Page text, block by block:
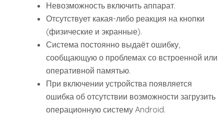
Невозможность включить аппарат.
Отсутствует какая-либо реакция на кнопки
(физические и экранные).
Система постоянно выдаёт ошибку,
сообщающую о проблемах со встроенной или
оперативной памятью.
При включении устройства появляется
ошибка об отсутствии возможности загрузить
операционную систему Android.